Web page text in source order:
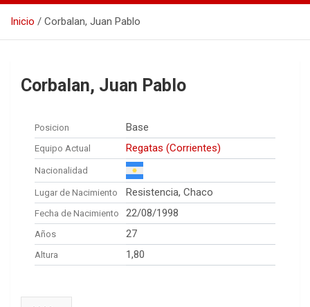
Inicio Corbalan, Juan Pablo
Corbalan, Juan Pablo
Posicion Base
Equipo Actual Regatas (Corrientes)
Nacionalidad
Lugar de Nacimiento Resistencia, Chaco
Fecha de Nacimiento 22/08/1998
Años 27
Altura 1,80